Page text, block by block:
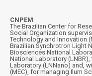
CNPEM
The Brazilian Center for
Social Organization
Technology and Innovation
Brazilian Synchrotron Light
Biosciences National
National Laboratory
Laboratory (LNNano) and,
(MEC), for managing Ilum